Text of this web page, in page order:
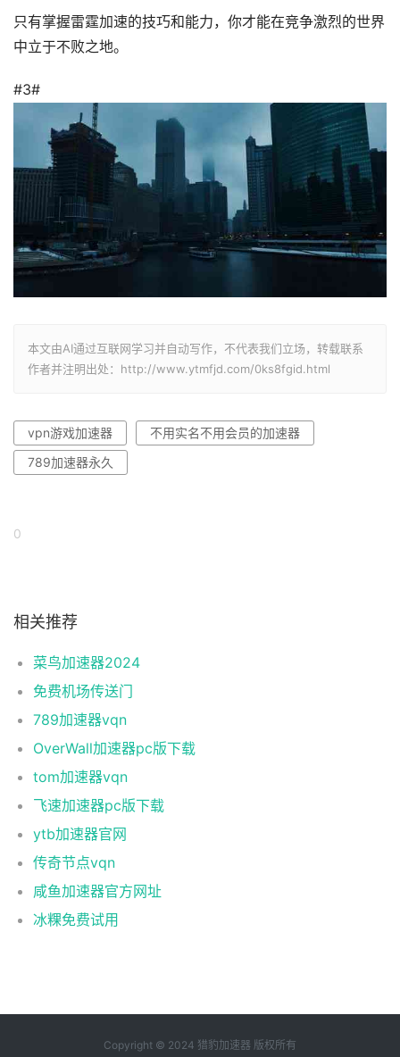
只有掌握雷霆加速的技巧和能力，你才能在竞争激烈的世界
中立于不败之地。
#3#
本文由AI通过互联网学习并自动写作，不代表我们立场，转载联系
作者并注明出处：http://www.ytmfjd.com/0ks8fgid.html
vpn游戏加速器
不用实名不用会员的加速器
789加速器永久
0
相关推荐
菜鸟加速器2024
免费机场传送门
789加速器vqn
OverWall加速器pc版下载
tom加速器vqn
飞速加速器pc版下载
ytb加速器官网
传奇节点vqn
咸鱼加速器官方网址
冰粿免费试用
Copyright © 2024 猎豹加速器 版权所有